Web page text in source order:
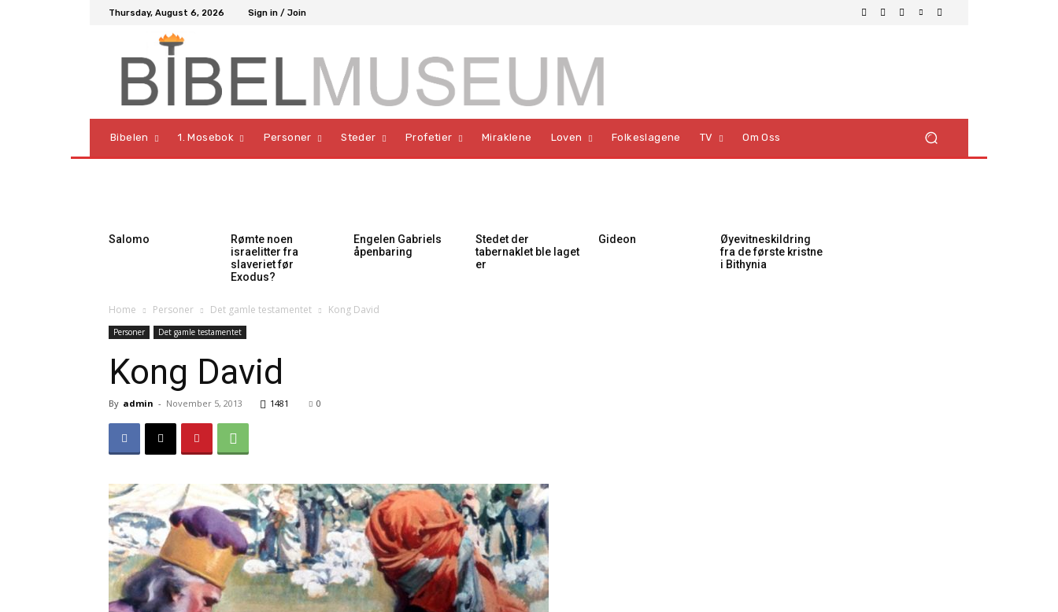
Thursday, August 6, 2026 Sign in / Join
Bibelen 1. Mosebok Personer Steder Profetier Miraklene Loven Folkeslagene TV Om Oss
Salomo
Rømte noen
israelitter fra
slaveriet før
Exodus?
Engelen Gabriels
åpenbaring
Stedet der
tabernaklet ble laget
er
Gideon
Øyevitneskildring
fra de første kristne
i Bithynia
Home Personer Det gamle testamentet Kong David
Personer Det gamle testamentet
Kong David
By admin - November 5, 2013 1481 0